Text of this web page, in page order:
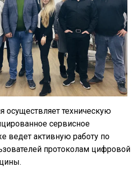
осуществляет техническую
сервисное
ведет активную работу по
протоколам цифровой